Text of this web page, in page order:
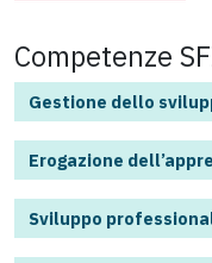
Competenze
Gestione dello
Erogazione
Sviluppo